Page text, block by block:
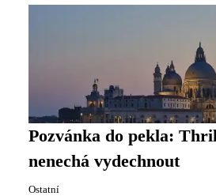
Pozvánka do pekla:
nenechá vydechnout
Ostatní